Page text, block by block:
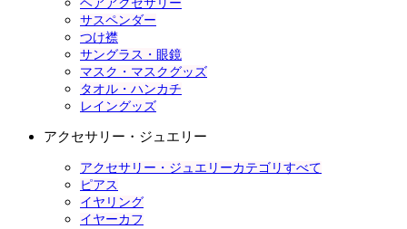
ヘアアクセサリー
サスペンダー
つけ襟
サングラス・眼鏡
マスク・マスクグッズ
タオル・ハンカチ
レイングッズ
アクセサリー・ジュエリー
アクセサリー・ジュエリーカテゴリすべて
ピアス
イヤリング
イヤーカフ